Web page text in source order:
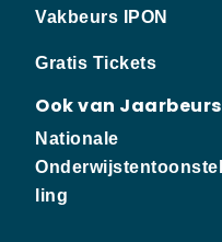
Vakbeurs IPON
Gratis Tickets
Ook van Jaarbeurs
Nationale
Onderwijstentoonstel
ling